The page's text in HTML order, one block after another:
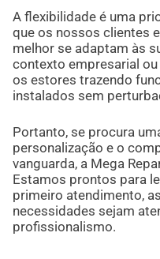
A flexibilidade é uma
que os nossos clientes
melhor se adaptam às
contexto empresarial
os estores trazendo
instalados sem
Portanto, se procura
personalização e o
vanguarda, a Mega
Estamos prontos para
primeiro atendimento,
necessidades sejam
profissionalismo.